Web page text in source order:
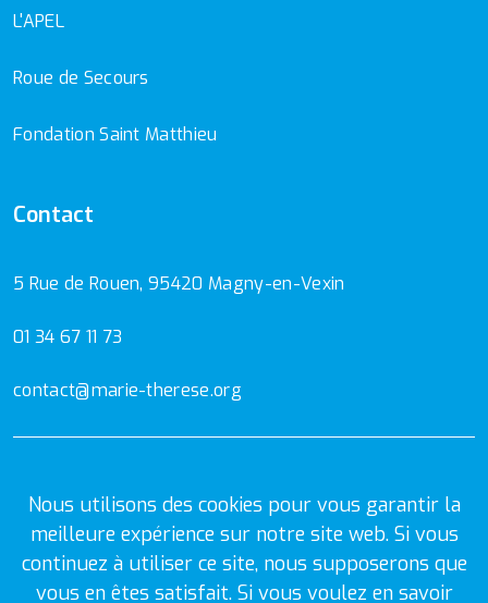
Nous utilisons des cookies pour vous garantir la
meilleure expérience sur notre site web. Si vous
continuez à utiliser ce site, nous supposerons que
vous en êtes satisfait. Si vous voulez en savoir
L'APEL
Roue de Secours
Fondation Saint Matthieu
Contact
5 Rue de Rouen, 95420 Magny-en-Vexin
01 34 67 11 73
contact@marie-therese.org
Mentions Légales Politique de confidentialité